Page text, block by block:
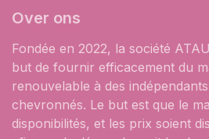
Over ons
Fondée en 2022, la société
but de fournir efficacement du
renouvelable à des
chevronnés. Le but est que le
disponibilités, et les prix soient